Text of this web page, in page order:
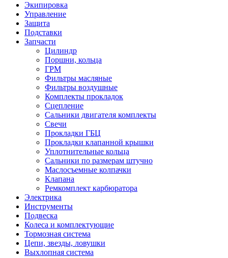
Экипировка
Управление
Защита
Подставки
Запчасти
Цилиндр
Поршни, кольца
ГРМ
Фильтры масляные
Фильтры воздушные
Комплекты прокладок
Сцепление
Сальники двигателя комплекты
Свечи
Прокладки ГБЦ
Прокладки клапанной крышки
Уплотнительные кольца
Сальники по размерам штучно
Маслосъемные колпачки
Клапана
Ремкомплект карбюратора
Электрика
Инструменты
Подвеска
Колеса и комплектующие
Тормозная система
Цепи, звезды, ловушки
Выхлопная система